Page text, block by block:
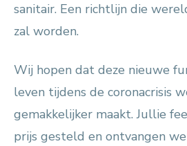
sanitair. Een richtlijn die
zal worden.
Wij hopen dat deze nieuwe
leven tijdens de coronacrisis
gemakkelijker maakt. Jullie
prijs gesteld en ontvangen